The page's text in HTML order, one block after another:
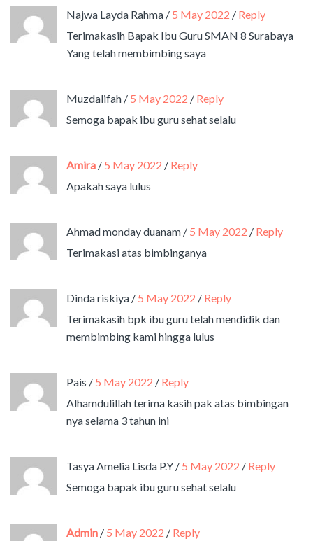
Najwa Layda Rahma / 5 May 2022 / Reply
Terimakasih Bapak Ibu Guru SMAN 8 Surabaya
Yang telah membimbing saya
Muzdalifah / 5 May 2022 / Reply
Semoga bapak ibu guru sehat selalu
Amira / 5 May 2022 / Reply
Apakah saya lulus
Ahmad monday duanam / 5 May 2022 / Reply
Terimakasi atas bimbinganya
Dinda riskiya / 5 May 2022 / Reply
Terimakasih bpk ibu guru telah mendidik dan
membimbing kami hingga lulus
Pais / 5 May 2022 / Reply
Alhamdulillah terima kasih pak atas bimbingan
nya selama 3 tahun ini
Tasya Amelia Lisda P.Y / 5 May 2022 / Reply
Semoga bapak ibu guru sehat selalu
Admin / 5 May 2022 / Reply